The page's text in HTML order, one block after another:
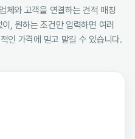
체와 고객을 연결하는 견적 매칭
, 원하는 조건만 입력하면 여러
인 가격에 믿고 맡길 수 있습니다.